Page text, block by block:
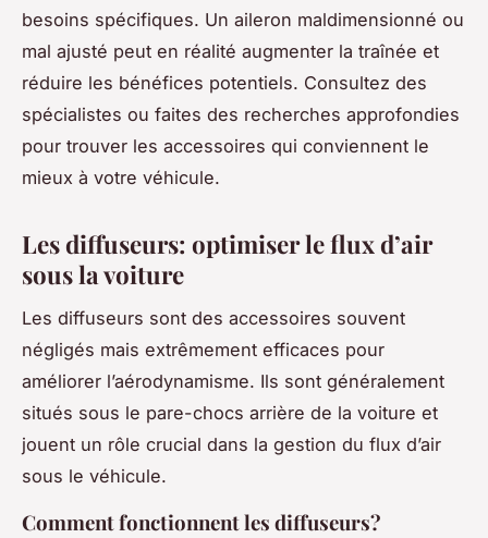
besoins spécifiques. Un aileron maldimensionné ou
mal ajusté peut en réalité augmenter la traînée et
réduire les bénéfices potentiels. Consultez des
spécialistes ou faites des recherches approfondies
pour trouver les accessoires qui conviennent le
mieux à votre véhicule.
Les diffuseurs: optimiser le flux d’air
sous la voiture
Les diffuseurs sont des accessoires souvent
négligés mais extrêmement efficaces pour
améliorer l’aérodynamisme. Ils sont généralement
situés sous le pare-chocs arrière de la voiture et
jouent un rôle crucial dans la gestion du flux d’air
sous le véhicule.
Comment fonctionnent les diffuseurs?